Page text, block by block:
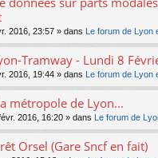
2016, 23:57 » dans Le forum de Lyon
Tramway - Lundi 8
2016, 19:44 » dans Le forum de Lyon
métropole de Lyon...
2016, 16:20 » dans Le forum de
Orsel (Gare Sncf en fait)